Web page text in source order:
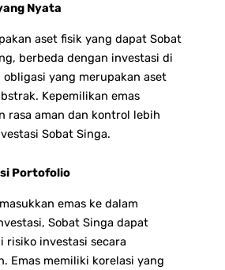
Nyata
aset fisik yang dapat Sobat
berbeda dengan investasi di
obligasi yang merupakan aset
Kepemilikan emas
rasa aman dan kontrol lebih
Sobat Singa.
Portofolio
emas ke dalam
Sobat Singa dapat
risiko investasi secara
Emas memiliki korelasi yang